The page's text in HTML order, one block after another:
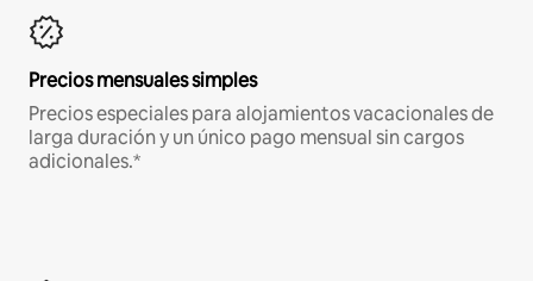
Precios mensuales simples
Precios especiales para alojamientos vacacionales de
larga duración y un único pago mensual sin cargos
adicionales.*